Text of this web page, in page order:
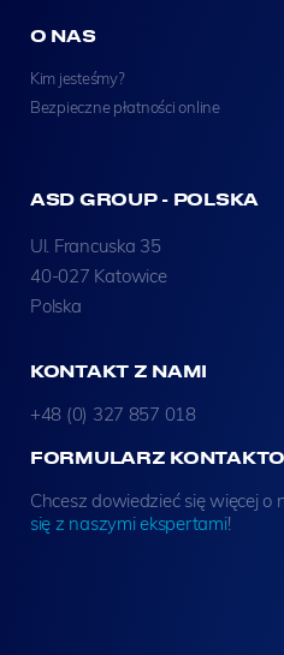
O NAS
Kim jesteśmy?
Bezpieczne płatności online
ASD GROUP - POLSKA
Ul. Francuska 35
40-027 Katowice
Polska
KONTAKT Z NAMI
+48 (0) 327 857 018
FORMULARZ
Chcesz dowiedzieć się więcej o
się z naszymi ekspertami!